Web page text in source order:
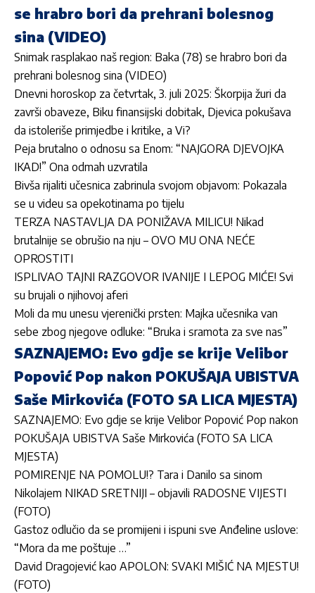
se hrabro bori da prehrani bolesnog
sina (VIDEO)
Snimak rasplakao naš region: Baka (78) se hrabro bori da
prehrani bolesnog sina (VIDEO)
Dnevni horoskop za četvrtak, 3. juli 2025: Škorpija žuri da
završi obaveze, Biku finansijski dobitak, Djevica pokušava
da istoleriše primjedbe i kritike, a Vi?
Peja brutalno o odnosu sa Enom: “NAJGORA DJEVOJKA
IKAD!” Ona odmah uzvratila
Bivša rijaliti učesnica zabrinula svojom objavom: Pokazala
se u videu sa opekotinama po tijelu
TERZA NASTAVLJA DA PONIŽAVA MILICU! Nikad
brutalnije se obrušio na nju – OVO MU ONA NEĆE
OPROSTITI
ISPLIVAO TAJNI RAZGOVOR IVANIJE I LEPOG MIĆE! Svi
su brujali o njihovoj aferi
Moli da mu unesu vjerenički prsten: Majka učesnika van
sebe zbog njegove odluke: “Bruka i sramota za sve nas”
SAZNAJEMO: Evo gdje se krije Velibor
Popović Pop nakon POKUŠAJA UBISTVA
Saše Mirkovića (FOTO SA LICA MJESTA)
SAZNAJEMO: Evo gdje se krije Velibor Popović Pop nakon
POKUŠAJA UBISTVA Saše Mirkovića (FOTO SA LICA
MJESTA)
POMIRENJE NA POMOLU!? Tara i Danilo sa sinom
Nikolajem NIKAD SRETNIJI – objavili RADOSNE VIJESTI
(FOTO)
Gastoz odlučio da se promijeni i ispuni sve Anđeline uslove:
“Mora da me poštuje …”
David Dragojević kao APOLON: SVAKI MIŠIĆ NA MJESTU!
(FOTO)